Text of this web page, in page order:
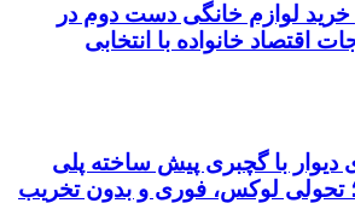
خرید لوازم خانگی دست دوم در
اقتصاد خانواده با انتخابی
دیوار با گچبری پیش ساخته پلی
تحولی لوکس، فوری و بدون تخریب